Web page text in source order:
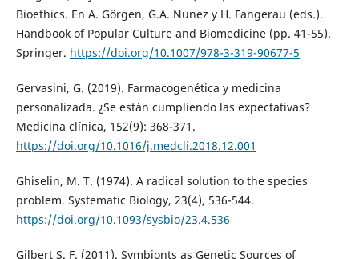
Bioethics. En A. Görgen, G.A. Nunez y H. Fangerau (eds.).
Handbook of Popular Culture and Biomedicine (pp. 41-55).
Springer. https://doi.org/10.1007/978-3-319-90677-5
Gervasini, G. (2019). Farmacogenética y medicina
personalizada. ¿Se están cumpliendo las expectativas?
Medicina clínica, 152(9): 368-371.
https://doi.org/10.1016/j.medcli.2018.12.001
Ghiselin, M. T. (1974). A radical solution to the species
problem. Systematic Biology, 23(4), 536-544.
https://doi.org/10.1093/sysbio/23.4.536
Gilbert S. F. (2011). Symbionts as Genetic Sources of